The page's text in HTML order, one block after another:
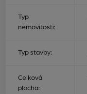
Typ
nemovitosti:
Typ stavby:
Celková
plocha: